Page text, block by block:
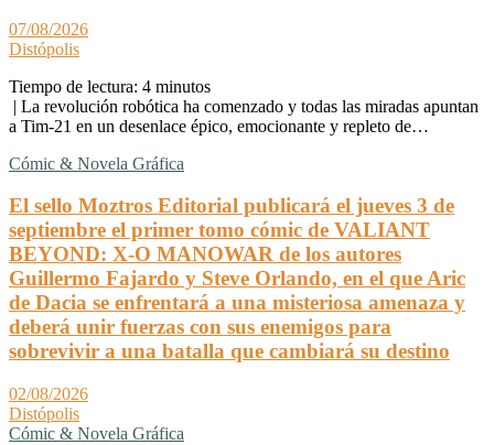
07/08/2026
Distópolis
Tiempo de lectura: 4 minutos
| La revolución robótica ha comenzado y todas las miradas apuntan
a Tim-21 en un desenlace épico, emocionante y repleto de…
Cómic & Novela Gráfica
El sello Moztros Editorial publicará el jueves 3 de
septiembre el primer tomo cómic de VALIANT
BEYOND: X-O MANOWAR de los autores
Guillermo Fajardo y Steve Orlando, en el que Aric
de Dacia se enfrentará a una misteriosa amenaza y
deberá unir fuerzas con sus enemigos para
sobrevivir a una batalla que cambiará su destino
02/08/2026
Distópolis
Cómic & Novela Gráfica